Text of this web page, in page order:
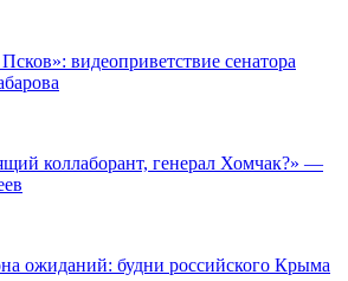
видеоприветствие сенатора
коллаборант, генерал Хомчак?» —
ожиданий: будни российского Крыма